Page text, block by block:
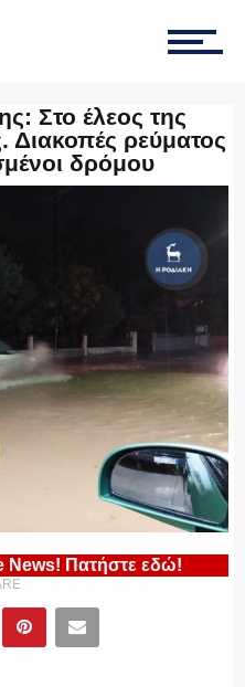
Στο έλεος της
Διακοπές ρεύματος
δρόμου
News! Πατήστε εδώ!